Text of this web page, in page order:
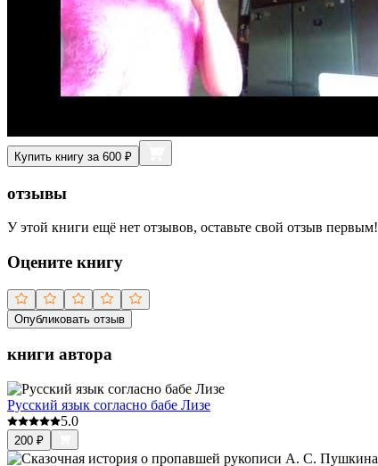
Купить книгу за 600 ₽
отзывы
У этой книги ещё нет отзывов, оставьте свой отзыв первым!
Оцените книгу
Опубликовать отзыв
книги автора
Русский язык согласно бабе Лизе
5.0
200 ₽